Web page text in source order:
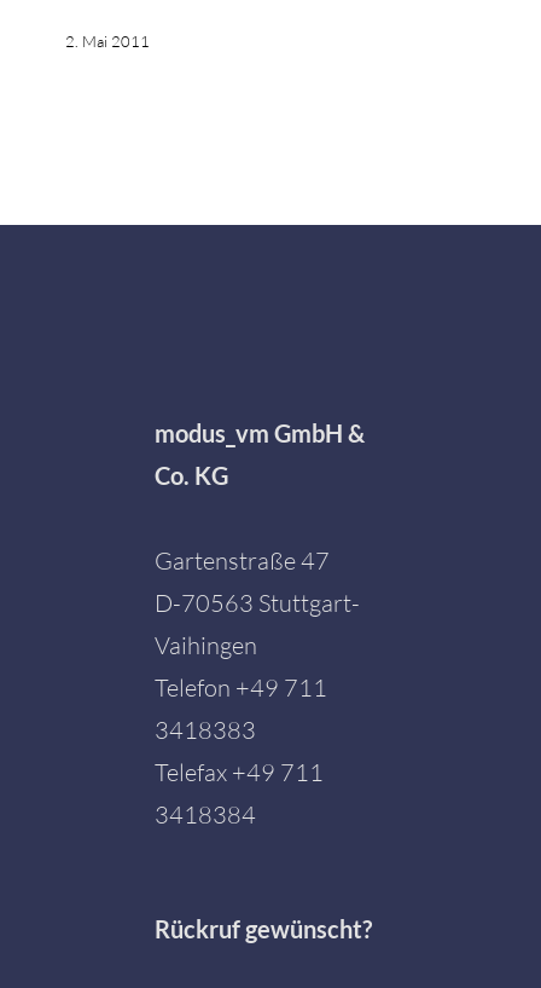
2. Mai 2011
modus_vm GmbH &
Co. KG
Gartenstraße 47
D-70563 Stuttgart-
Vaihingen
Telefon +49 711
3418383
Telefax +49 711
3418384
Rückruf gewünscht?